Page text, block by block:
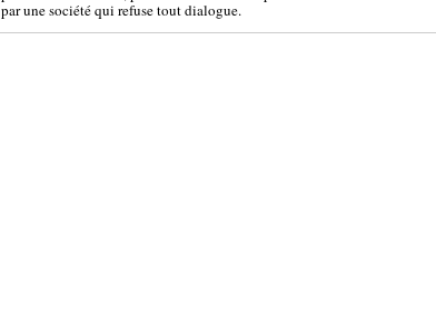
par une société qui refuse tout dialogue.